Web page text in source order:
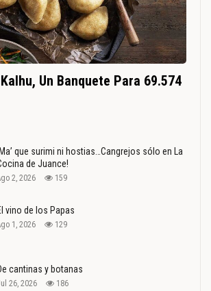
Un Banquete Para 69.574
que surimi ni hostias…Cangrejos sólo en La
de Juance!
2, 2026 159
vino de los Papas
1, 2026 129
cantinas y botanas
26, 2026 186